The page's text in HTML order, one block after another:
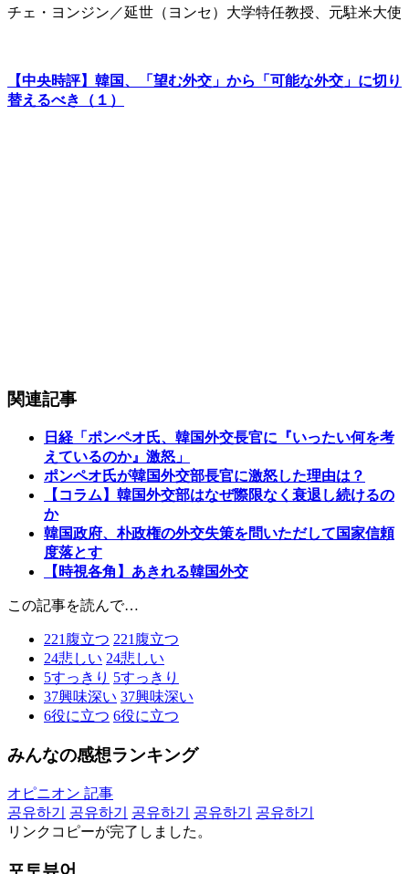
チェ・ヨンジン／延世（ヨンセ）大学特任教授、元駐米大使
【中央時評】韓国、「望む外交」から「可能な外交」に切り
替えるべき（１）
関連記事
日経「ポンペオ氏、韓国外交長官に『いったい何を考
えているのか』激怒」
ポンペオ氏が韓国外交部長官に激怒した理由は？
【コラム】韓国外交部はなぜ際限なく衰退し続けるの
か
韓国政府、朴政権の外交失策を問いただして国家信頼
度落とす
【時視各角】あきれる韓国外交
この記事を読んで…
221 腹立つ 221 腹立つ
24悲しい 24悲しい
5すっきり 5すっきり
37興味深い 37興味深い
6役に立つ 6役に立つ
みんなの感想ランキング
オピニオン 記事
공유하기
공유하기 공유하기 공유하기
공유하기
リンクコピーが完了しました。
포토뷰어